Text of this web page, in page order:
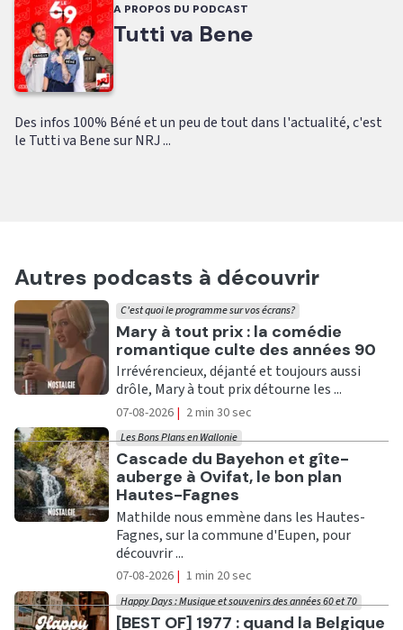
A PROPOS DU PODCAST
Tutti va Bene
Des infos 100% Béné et un peu de tout dans l'actualité, c'est
le Tutti va Bene sur NRJ ...
Autres podcasts à découvrir
Ecouter
Mary à tout prix : la comédie
romantique culte des années 90
C'est quoi le programme sur vos écrans?
Irrévérencieux, déjanté et toujours aussi
drôle, Mary à tout prix détourne les ...
07-08-2026 | 2 min 30 sec
Ecouter
Cascade du Bayehon et gîte-
auberge à Ovifat, le bon plan
Hautes-Fagnes
Les Bons Plans en Wallonie
Mathilde nous emmène dans les Hautes-
Fagnes, sur la commune d'Eupen, pour
découvrir ...
07-08-2026 | 1 min 20 sec
Ecouter
[BEST OF] 1977 : quand la Belgique
Happy Days : Musique et souvenirs des années 60 et 70